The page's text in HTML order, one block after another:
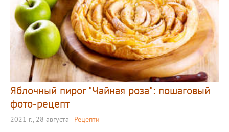
Яблочный пирог "Чайная роза": пошаговый
фото-рецепт
2021 г., 28 августа Рецепти